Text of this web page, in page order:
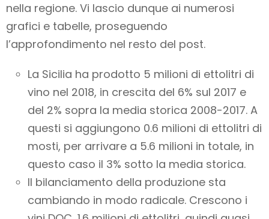
nella regione. Vi lascio dunque ai numerosi
grafici e tabelle, proseguendo
l’approfondimento nel resto del post.
La Sicilia ha prodotto 5 milioni di ettolitri di
vino nel 2018, in crescita del 6% sul 2017 e
del 2% sopra la media storica 2008-2017. A
questi si aggiungono 0.6 milioni di ettolitri di
mosti, per arrivare a 5.6 milioni in totale, in
questo caso il 3% sotto la media storica.
Il bilanciamento della produzione sta
cambiando in modo radicale. Crescono i